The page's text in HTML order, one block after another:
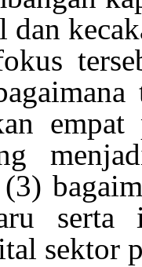
dan
empat
serta
sektor